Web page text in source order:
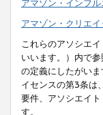
アマゾン・インフ
アマゾン・クリエ
これらのアソシエ
いいます。）内で
の定義にしたがい
イセンスの第3条は
要件、アソシエイ
す。